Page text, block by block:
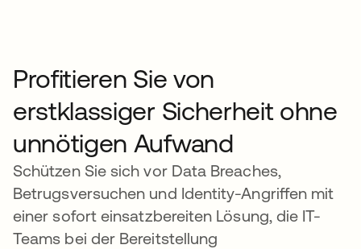
Profitieren Sie von
erstklassiger Sicherheit ohne
unnötigen Aufwand
Schützen Sie sich vor Data Breaches,
Betrugsversuchen und Identity-Angriffen mit
einer sofort einsatzbereiten Lösung, die IT-
Teams bei der Bereitstellung